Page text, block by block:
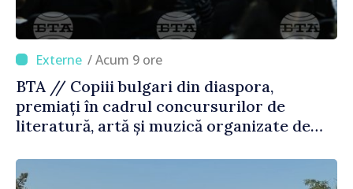
/ Acum 9 ore
BTA // Copiii bulgari din diaspora,
premiați în cadrul concursurilor de
literatură, artă și muzică organizate de
Străinătate